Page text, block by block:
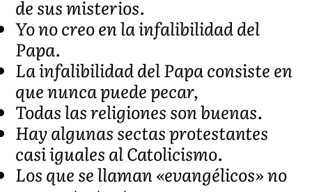
de sus misterios.
Yo no creo en la infalibilidad del
Papa.
La infalibilidad del Papa consiste en
que nunca puede pecar,
Todas las religiones son buenas.
Hay algunas sectas protestantes
casi iguales al Catolicismo.
Los que se llaman «evangélicos» no